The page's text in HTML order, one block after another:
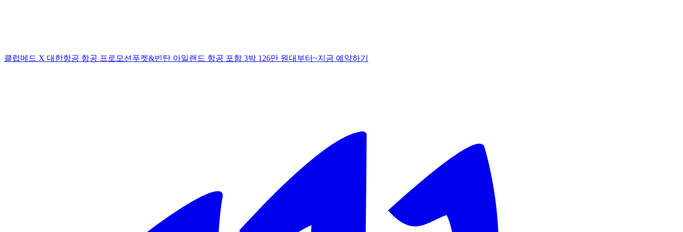
클럽메드 X 대한항공 항공 프로모션 푸켓&빈탄 아일랜드 항공 포함 3박 126만 원대부터~지 금 예약하기